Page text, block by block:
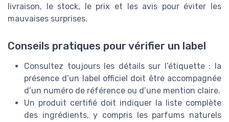
livraison, le stock, le prix et les avis pour éviter les
mauvaises surprises.
Conseils pratiques pour vérifier un label
Consultez toujours les détails sur l’étiquette : la
présence d’un label officiel doit être accompagnée
d’un numéro de référence ou d’une mention claire.
Un produit certifié doit indiquer la liste complète
des ingrédients, y compris les parfums naturels